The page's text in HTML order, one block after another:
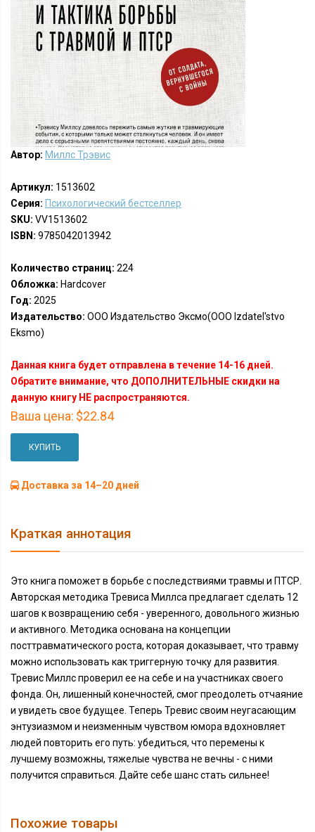
Автор: Миллс Трэвис
Артикул: 1513602
Серия: Психологический бестселлер
SKU: VV1513602
ISBN: 9785042013942
Количество страниц: 224
Обложка: Hardcover
Год: 2025
Издательство: ООО Издательство Эксмо(OOO Izdatel'stvo
Eksmo)
Данная книга будет отправлена в течение 14-16 дней.
Обратите внимание, что ДОПОЛНИТЕЛЬНЫЕ скидки на
данную книгу НЕ распространяются.
Ваша цена: $22.84
КУПИТЬ
Доставка за 14–20 дней
Краткая аннотация
Это книга поможет в борьбе с последствиями травмы и ПТСР.
Авторская методика Тревиса Миллса предлагает сделать 12
шагов к возвращению себя - уверенного, довольного жизнью
и активного. Методика основана на концепции
посттравматического роста, которая доказывает, что травму
можно использовать как триггерную точку для развития.
Тревис Миллс проверил ее на себе и на участниках своего
фонда. Он, лишенный конечностей, смог преодолеть отчаяние
и увидеть свое будущее. Теперь Тревис своим неугасающим
энтузиазмом и неизменным чувством юмора вдохновляет
людей повторить его путь: убедиться, что перемены к
лучшему возможны, тяжелые чувства не вечны - с ними
получится справиться. Дайте себе шанс стать сильнее!
Похожие товары